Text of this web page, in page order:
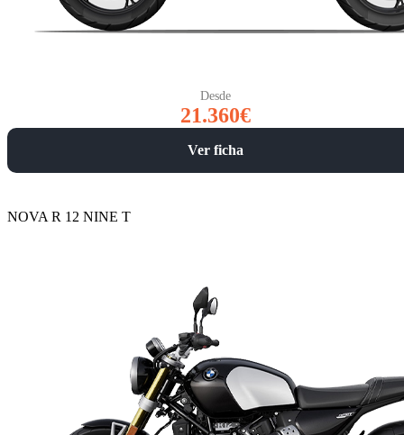
Desde
21.360€
Ver ficha
NOVA R 12 NINE T